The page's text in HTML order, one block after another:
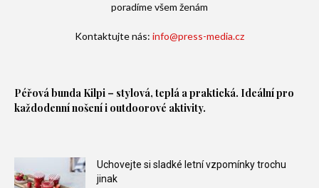
poradíme všem ženám
Kontaktujte nás: info@press-media.cz
Péřová bunda Kilpi – stylová, teplá a praktická. Ideální pro
každodenní nošení i outdoorové aktivity.
Uchovejte si sladké letní vzpomínky trochu
jinak